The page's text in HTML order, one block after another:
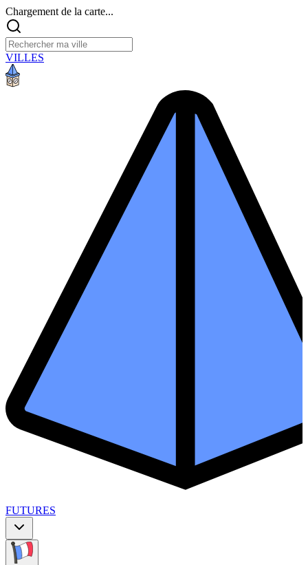
Chargement de la carte...
VILLES
FUTURES